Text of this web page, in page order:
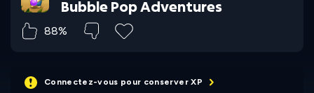
Bubble Pop Adventures
88%
Connectez-vous pour conserver XP